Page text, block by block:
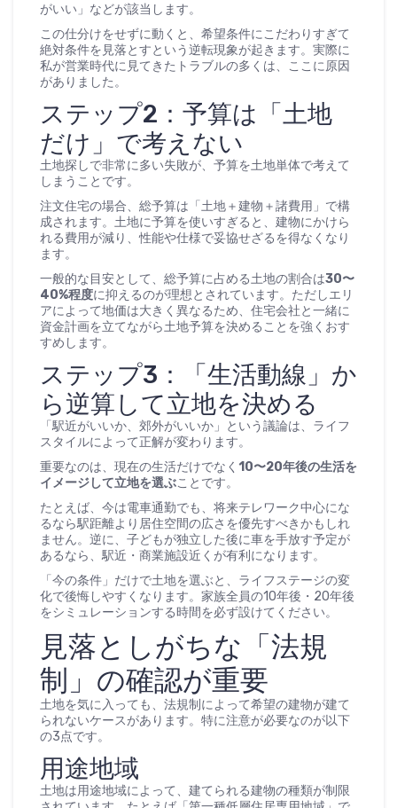
がいい」などが該当します。
この仕分けをせずに動くと、希望条件にこだわりすぎて
絶対条件を見落とすという逆転現象が起きます。実際に
私が営業時代に見てきたトラブルの多くは、ここに原因
がありました。
ステップ2：予算は「土地
だけ」で考えない
土地探しで非常に多い失敗が、予算を土地単体で考えて
しまうことです。
注文住宅の場合、総予算は「土地＋建物＋諸費用」で構
成されます。土地に予算を使いすぎると、建物にかけら
れる費用が減り、性能や仕様で妥協せざるを得なくなり
ます。
一般的な目安として、総予算に占める土地の割合は30〜
40%程度に抑えるのが理想とされています。ただしエリ
アによって地価は大きく異なるため、住宅会社と一緒に
資金計画を立てながら土地予算を決めることを強くおす
すめします。
ステップ3：「生活動線」か
ら逆算して立地を決める
「駅近がいいか、郊外がいいか」という議論は、ライフ
スタイルによって正解が変わります。
重要なのは、現在の生活だけでなく 10〜20年後の生活を
イメージして立地を選ぶことです。
たとえば、今は電車通勤でも、将来テレワーク中心にな
るなら駅距離より居住空間の広さを優先すべきかもしれ
ません。逆に、子どもが独立した後に車を手放す予定が
あるなら、駅近・商業施設近くが有利になります。
「今の条件」だけで土地を選ぶと、ライフステージの変
化で後悔しやすくなります。家族全員の10年後・20年後
をシミュレーションする時間を必ず設けてください。
見落としがちな「法規
制」の確認が重要
土地を気に入っても、法規制によって希望の建物が建て
られないケースがあります。特に注意が必要なのが以下
の3点です。
用途地域
土地は用途地域によって、建てられる建物の種類が制限